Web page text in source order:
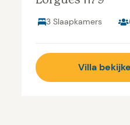
3 Slaapkamers
Villa